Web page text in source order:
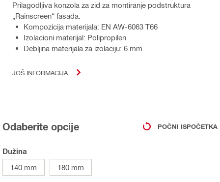
Prilagodljiva konzola za zid za montiranje podstruktura
„Rainscreen“ fasada.
Kompozicija materijala: EN AW-6063 T66
Izolacioni materijal: Polipropilen
Debljina materijala za izolaciju: 6 mm
JOŠ INFORMACIJA
Odaberite opcije POČNI ISPOČETKA
Dužina
140 mm
180 mm